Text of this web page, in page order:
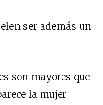
ser además un
son mayores que
la mujer